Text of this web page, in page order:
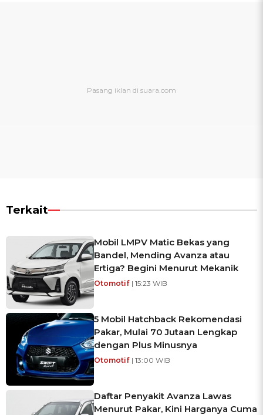
Terkait
Mobil LMPV Matic Bekas yang
Bandel, Mending Avanza atau
Ertiga? Begini Menurut Mekanik
Otomotif | 15:23 WIB
5 Mobil Hatchback Rekomendasi
Pakar, Mulai 70 Jutaan Lengkap
dengan Plus Minusnya
Otomotif | 13:00 WIB
Daftar Penyakit Avanza Lawas
Menurut Pakar, Kini Harganya Cuma